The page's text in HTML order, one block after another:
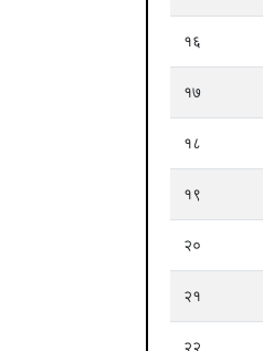
१६
१७
१८
१९
२०
२१
२२